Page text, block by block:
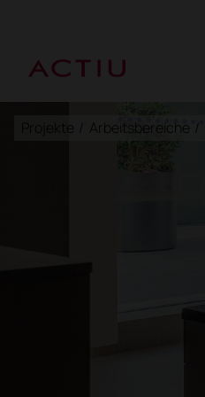
Projekte / Arbeitsbereiche /